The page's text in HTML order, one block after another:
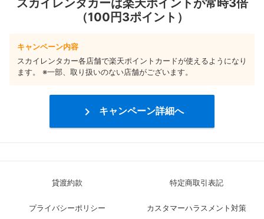
スカイレンタカーは楽天ポイントが常時3倍
（100円3ポイント）
キャンペーン内容
スカイレンタカー各店舗で楽天ポイントカードが使えるようになり
ます。 ※一部、取り扱いのない店舗がございます。
 キャンペーン詳細へ
貸渡約款 特定商取引表記
プライバシーポリシー カスタマーハラスメント対策